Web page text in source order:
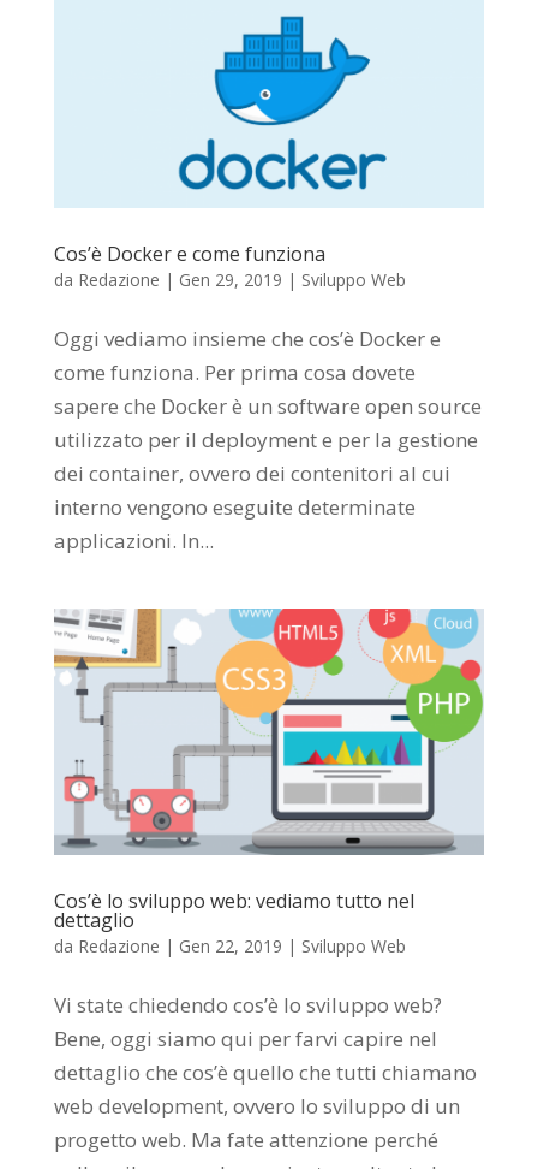
Cos’è Docker e come funziona
da Redazione | Gen 29, 2019 | Sviluppo Web
Oggi vediamo insieme che cos’è Docker e
come funziona. Per prima cosa dovete
sapere che Docker è un software open source
utilizzato per il deployment e per la gestione
dei container, ovvero dei contenitori al cui
interno vengono eseguite determinate
applicazioni. In...
Cos’è lo sviluppo web: vediamo tutto nel
dettaglio
da Redazione | Gen 22, 2019 | Sviluppo Web
Vi state chiedendo cos’è lo sviluppo web?
Bene, oggi siamo qui per farvi capire nel
dettaglio che cos’è quello che tutti chiamano
web development, ovvero lo sviluppo di un
progetto web. Ma fate attenzione perché